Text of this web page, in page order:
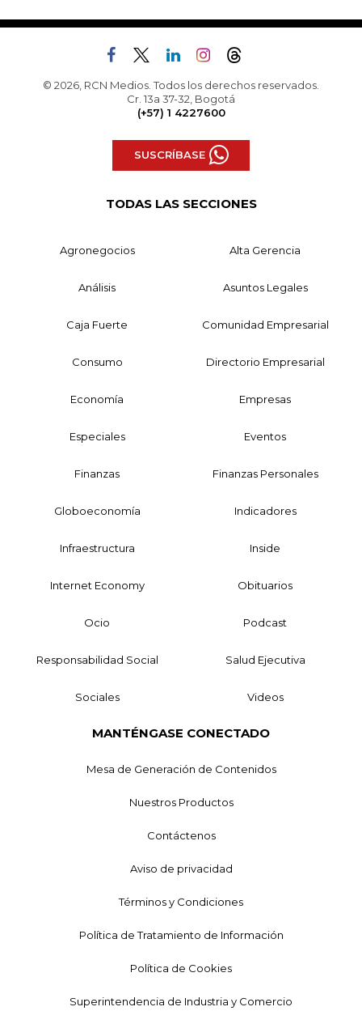
© 2026, RCN Medios. Todos los derechos reservados.
Cr. 13a 37-32, Bogotá
(+57) 1 4227600
SUSCRÍBASE
TODAS LAS SECCIONES
Agronegocios Alta Gerencia
Análisis Asuntos Legales
Caja Fuerte Comunidad Empresarial
Consumo Directorio Empresarial
Economía Empresas
Especiales Eventos
Finanzas Finanzas Personales
Globoeconomía Indicadores
Infraestructura Inside
Internet Economy Obituarios
Ocio Podcast
Responsabilidad Social Salud Ejecutiva
Sociales Videos
MANTÉNGASE CONECTADO
Mesa de Generación de Contenidos
Nuestros Productos
Contáctenos
Aviso de privacidad
Términos y Condiciones
Política de Tratamiento de Información
Política de Cookies
Superintendencia de Industria y Comercio